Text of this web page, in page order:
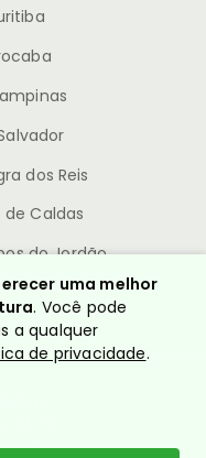
dos Reis
de Caldas
do Jordão
54
uma melhor
. Você pode
a qualquer
de privacidade.